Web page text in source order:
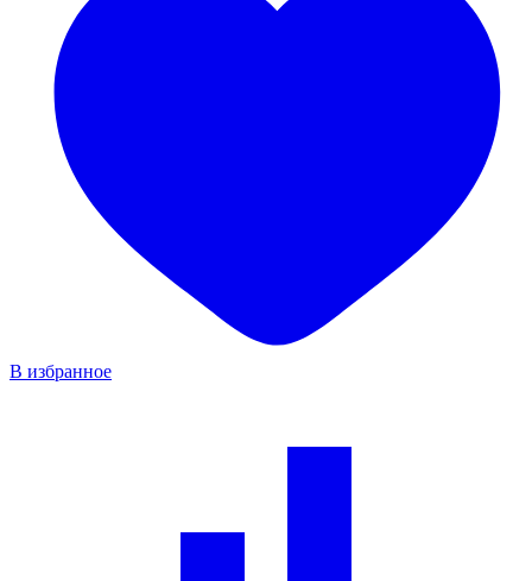
В избранное